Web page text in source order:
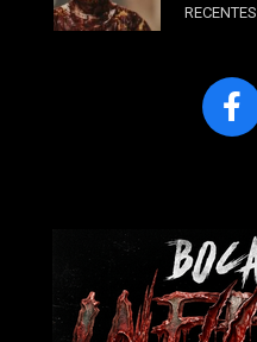
RECENTES